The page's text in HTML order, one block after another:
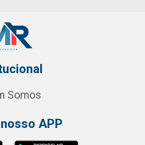
Somos
APP